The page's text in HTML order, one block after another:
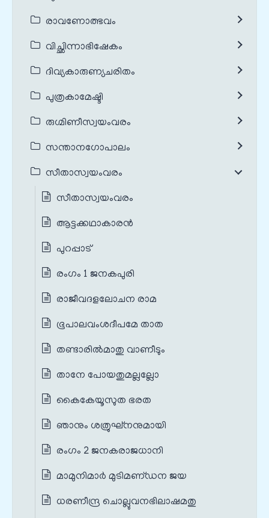
രാവണോത്ഭവം
വിച്ഛിന്നാഭിഷേകം
ദിവ്യകാരുണ്യചരിതം
പുത്രകാമേഷ്ടി
രുഗ്മിണീസ്വയംവരം
സന്താനഗോപാലം
സീതാസ്വയംവരം
സീതാസ്വയംവരം
ആട്ടക്കഥാകാരൻ
പുറപ്പാട്
രംഗം 1 ജനകപുരി
രാജീവദളലോചന രാമ
ഭൂപാലവംശദീപമേ താത
തണ്ടാരില്‍മാതു വാണീടും
താനേ പോയതുമല്ലല്ലോ
കൈകേയൂസുത ഭരത
ഞാനും ശത്രുഘ്‌നനുമായി
രംഗം 2 ജനകരാജധാനി
മാമുനിമാര്‍ മുടിമണ്‌ഡന ജയ
ധരണീന്ദ്ര ചൊല്ലുവനഭിലാഷമതു